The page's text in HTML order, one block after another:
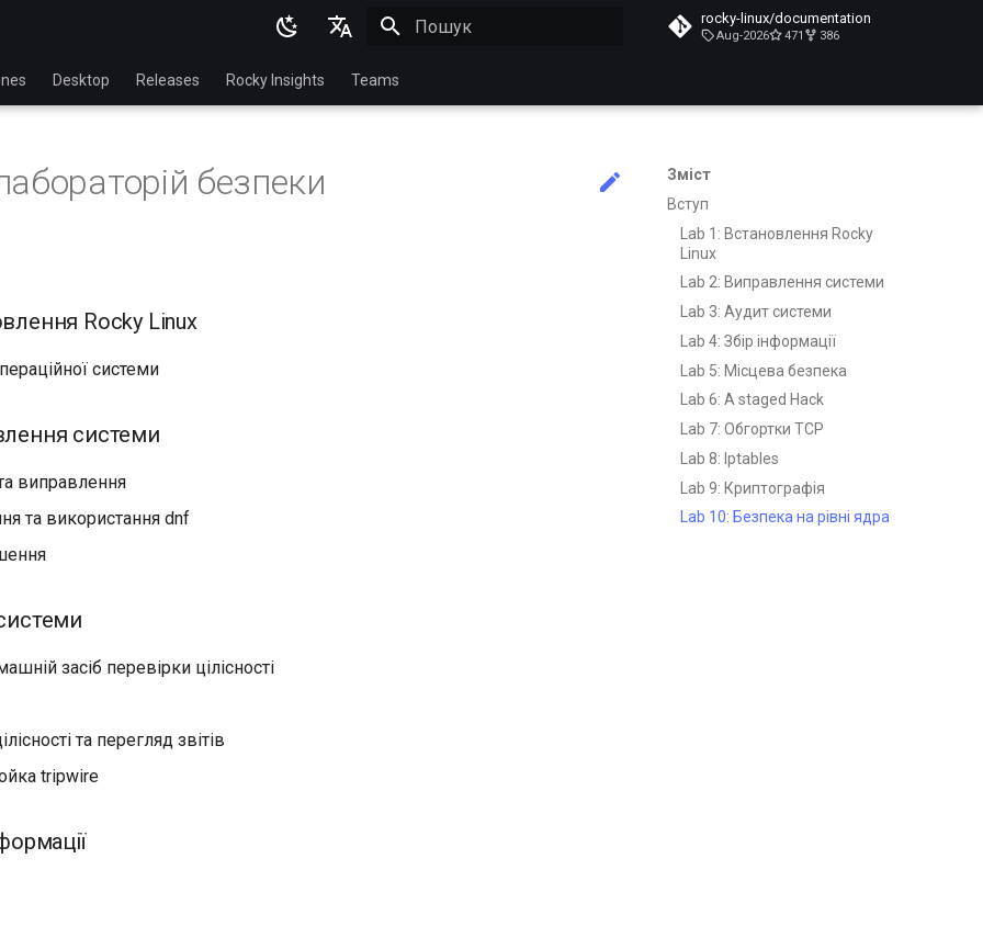
English
Français
rocky-linux/documentation
Aug-2026 471 386
Desktop Releases Rocky Insights Teams
Зміст
Вступ
Lab 1: Встановлення Rocky
Linux
Lab 2: Виправлення системи
Lab 3: Аудит системи
Lab 4: Збір інформації
Lab 5: Місцева безпека
Lab 6: A staged Hack
Lab 7: Обгортки TCP
Lab 8: Iptables
Lab 9: Криптографія
Lab 10: Безпека на рівні ядра
безпеки
Rocky Linux
системи
системи
виправлення
та використання dnf
засіб перевірки цілісності
та перегляд звітів
tripwire